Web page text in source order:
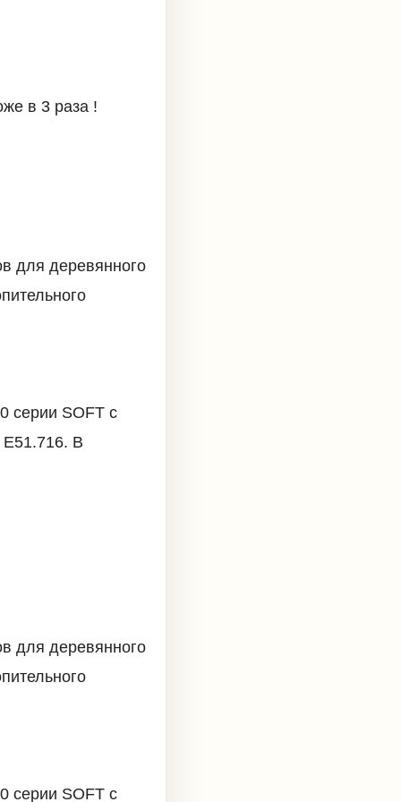
в 3 раза !
для деревянного
серии SOFT с
В
для деревянного
серии SOFT с